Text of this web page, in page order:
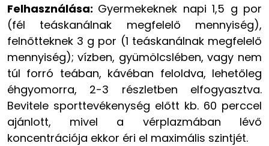
Felhasználása: Gyermekeknek napi 1,5 g por
(fél teáskanálnak megfelelő mennyiség),
felnőtteknek 3 g por (1 teáskanálnak megfelelő
mennyiség); vízben, gyümölcslében, vagy nem
túl forró teában, kávéban feloldva, lehetőleg
éhgyomorra, 2-3 részletben elfogyasztva.
Bevitele sporttevékenység előtt kb. 60 perccel
ajánlott, mivel a vérplazmában lévő
koncentrációja ekkor éri el maximális szintjét.